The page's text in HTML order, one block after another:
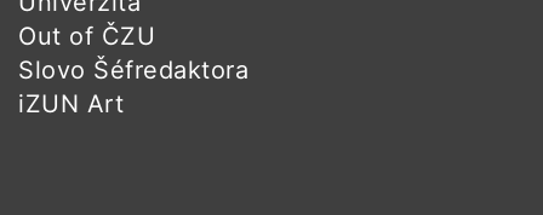
Out of ČZU
Slovo Šéfredaktora
iZUN Art